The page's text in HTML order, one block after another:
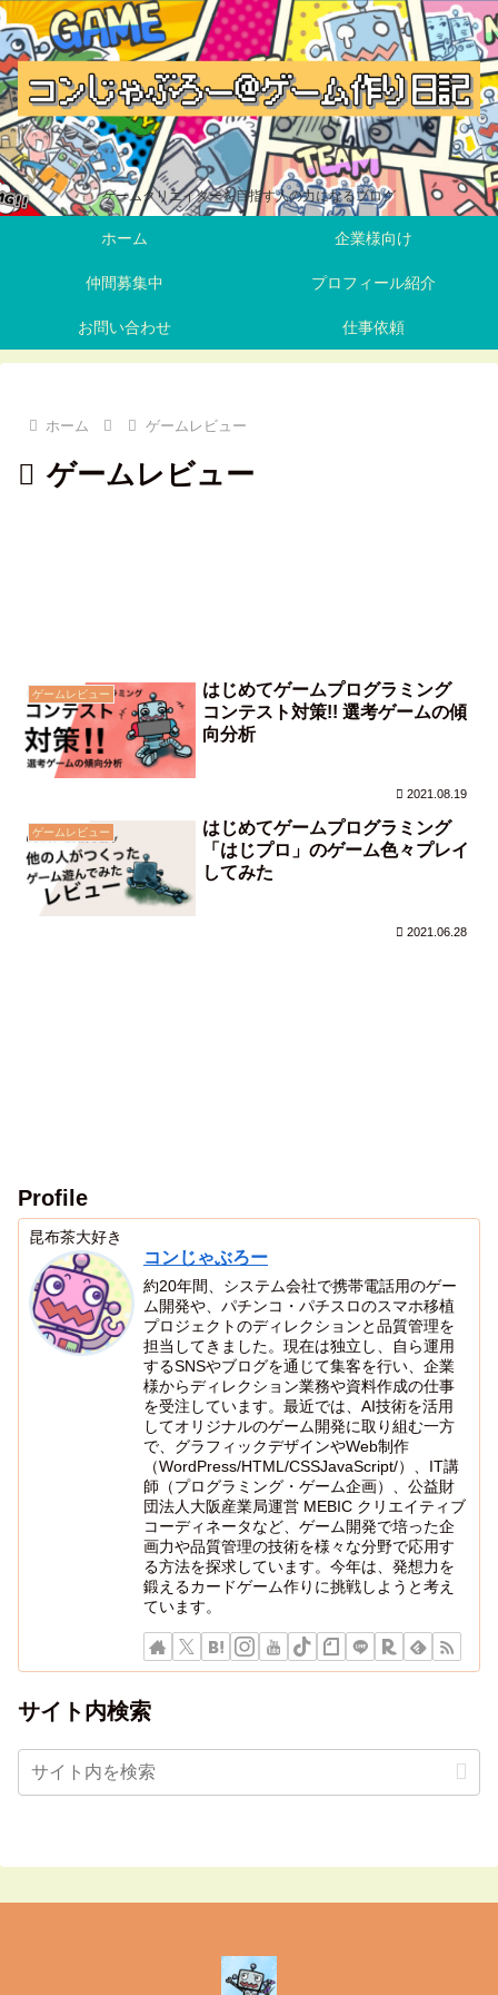
ゲームクリエイターを目指す人の力になるブログ
ホーム 企業様向け
仲間募集中 プロフィール紹介
お問い合わせ 仕事依頼
ホーム ゲームレビュー
ゲームレビュー
ゲームレビュー
はじめてゲームプログラミング
コンテスト対策!! 選考ゲームの傾
向分析
2021.08.19
ゲームレビュー
はじめてゲームプログラミング
「はじプロ」のゲーム色々プレイ
してみた
2021.06.28
Profile
昆布茶大好き
コンじゃぶろー
約20年間、システム会社で携帯電話用のゲー
ム開発や、パチンコ・パチスロのスマホ移植
プロジェクトのディレクションと品質管理を
担当してきました。現在は独立し、自ら運用
するSNSやブログを通じて集客を行い、企業
様からディレクション業務や資料作成の仕事
を受注しています。最近では、AI技術を活用
してオリジナルのゲーム開発に取り組む一方
で、グラフィックデザインやWeb制作
（WordPress/HTML/CSSJavaScript/）、IT講
師（プログラミング・ゲーム企画）、公益財
団法人大阪産業局運営 MEBIC クリエイティブ
コーディネータなど、ゲーム開発で培った企
画力や品質管理の技術を様々な分野で応用す
る方法を探求しています。今年は、発想力を
鍛えるカードゲーム作りに挑戦しようと考え
ています。
サイト内検索